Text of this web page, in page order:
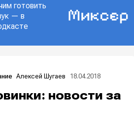
готовить
— в
Алексей Шугаев 18.04.2018
новости за